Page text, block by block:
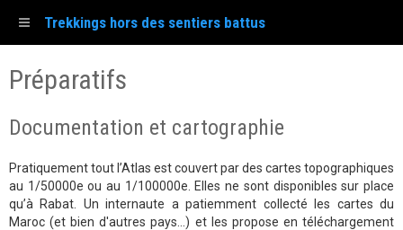
Trekkings hors des sentiers battus
Préparatifs
Documentation et cartographie
Pratiquement tout l’Atlas est couvert par des cartes topographiques
au 1/50000e ou au 1/100000e. Elles ne sont disponibles sur place
qu’à Rabat. Un internaute a patiemment collecté les cartes du
Maroc (et bien d'autres pays...) et les propose en téléchargement